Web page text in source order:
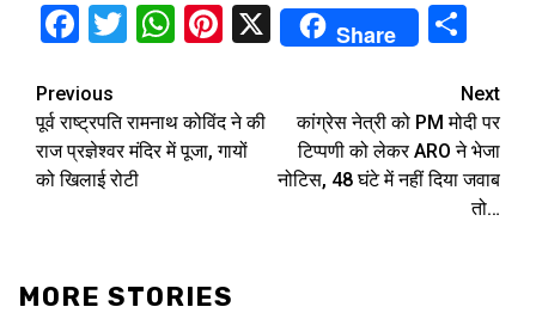
Facebook
Twitter
WhatsApp
Pinterest
X Share
Continue
Reading
Previous
पूर्व राष्ट्रपति रामनाथ कोविंद ने की
राज प्रज्ञेश्वर मंदिर में पूजा, गायों
को खिलाई रोटी
Next
कांग्रेस नेत्री को PM मोदी पर
टिप्पणी को लेकर ARO ने भेजा
नोटिस, 48 घंटे में नहीं दिया जवाब
तो…
MORE STORIES